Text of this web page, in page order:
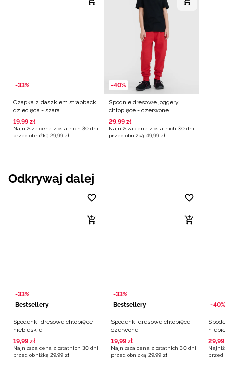
-33%
Czapka z daszkiem strapback
dziecięca - szara
19,99 zł
Najniższa cena z ostatnich 30 dni
przed obniżką 29,99 zł
-40%
Spodnie dresowe joggery
chłopięce - czerwone
29,99 zł
Najniższa cena z ostatnich 30 dni
przed obniżką 49,99 zł
Odkrywaj dalej
-33%
Bestsellery
Spodenki dresowe chłopięce -
niebieskie
19,99 zł
Najniższa cena z ostatnich 30 dni
przed obniżką 29,99 zł
-33%
Bestsellery
Spodenki dresowe chłopięce -
czerwone
19,99 zł
Najniższa cena z ostatnich 30 dni
przed obniżką 29,99 zł
-40%
29,99
przed